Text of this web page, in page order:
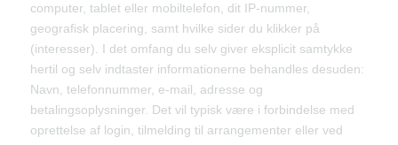
computer, tablet eller mobiltelefon, dit IP-nummer,
geografisk placering, samt hvilke sider du klikker på
(interesser). I det omfang du selv giver eksplicit samtykke
hertil og selv indtaster informationerne behandles desuden:
Navn, telefonnummer, e-mail, adresse og
betalingsoplysninger. Det vil typisk være i forbindelse med
oprettelse af login, tilmelding til arrangementer eller ved